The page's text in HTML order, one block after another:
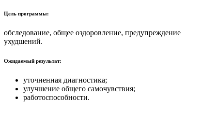
Цель программы:
обследование, общее оздоровление, предупреждение
ухудшений.
Ожидаемый результат:
уточненная диагностика;
улучшение общего самочувствия;
работоспособности.